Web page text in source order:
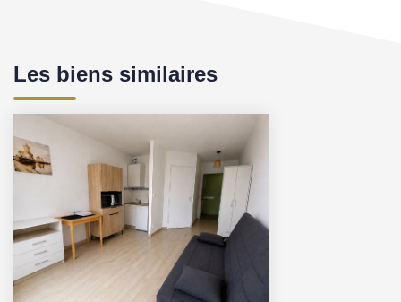
Les biens similaires